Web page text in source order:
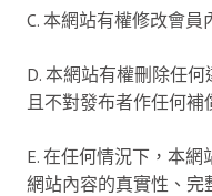
C. 本網站有權修改會員
D. 本網站有權刪除任
且不對發布者作任何補
E. 在任何情況下，本
網站內容的真實性、完